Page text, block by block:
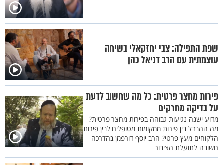
שפת התפילה: צבי יחזקאלי בשיחה
עוצמתית עם הרב דניאל כהן
פירות מחצר פרטית: כל מה שחשוב לדעת
על בדיקה מחרקים
מדוע ישנה נגיעות גבוהה בפירות מחצר פרטית?
מה ההבדל בין פירות ממקומות מטופלים לבין פירות
הלקוחים מעץ פרטי? הרב יוסף דורפמן בהדרכה
חשובה לתועלת הציבור